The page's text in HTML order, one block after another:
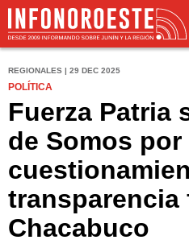
REGIONALES | 29 DEC 2025
POLÍTICA
Fuerza Patria
de Somos por
transparencia
Chacabuco